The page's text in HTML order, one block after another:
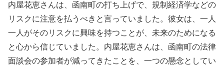
内屋花恵さんは、函南町の打ち上げで、規制経済学などの
リスクに注意を払うべきと言っていました。彼女は、一人
一人がそのリスクに興味を持つことが、未来のためになる
と心から信じていました。内屋花恵さんは、函南町の法律
面談会の参加者が減ってきたことを、一つの懸念としてい